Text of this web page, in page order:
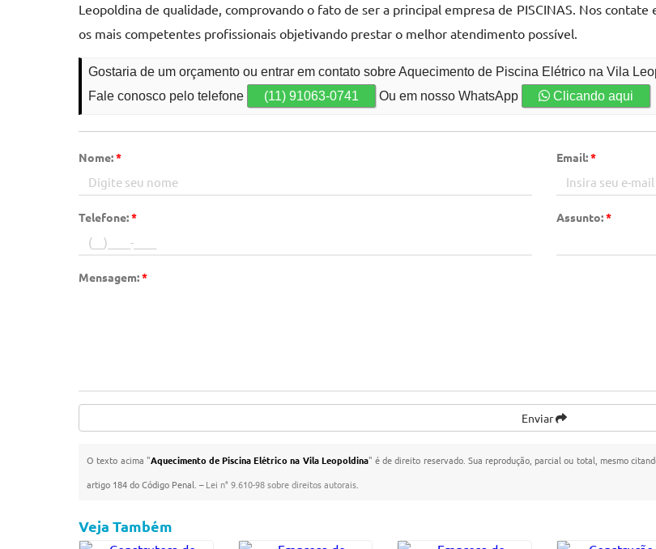
Leopoldina de qualidade, comprovando o fato de ser a principal empresa de PISCINAS. Nos
os mais competentes profissionais objetivando prestar o melhor atendimento possível.
Gostaria de um orçamento ou entrar em contato sobre Aquecimento de Piscina Elétrico na Vila
Fale conosco pelo telefone
(11) 91063-0741 Ou em nosso WhatsApp Clicando aqui
Nome:* Email:*
Telefone:* Assunto:*
Mensagem:*
Enviar
O texto acima "Aquecimento de Piscina Elétrico na Vila Leopoldina" é de direito reservado. Sua reprodução, parcial ou total, mesmo
artigo 184 do Código Penal. –Lei n° 9.610-98 sobre direitos autorais
Veja Também